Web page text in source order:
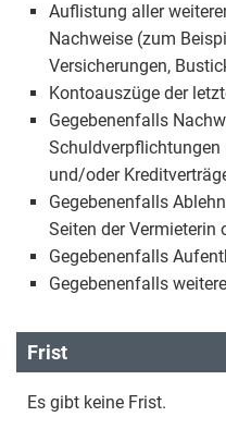
Auflistung aller
Nachweise (zum
Versicherungen,
Kontoauszüge der
Gegebenenfalls
Schuldverpflichtungen
und/oder
Gegebenenfalls
Seiten der Vermieterin
Gegebenenfalls
Gegebenenfalls
Frist
Es gibt keine Frist.